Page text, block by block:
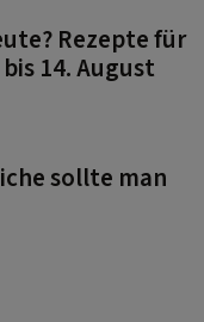
Rezepte für
14. August
sollte man